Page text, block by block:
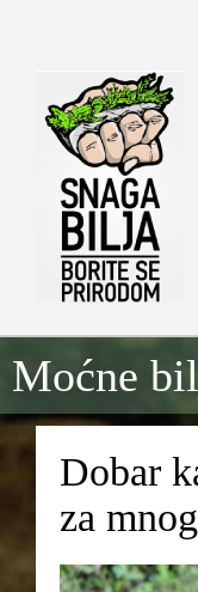
Moćne
Dobar
za